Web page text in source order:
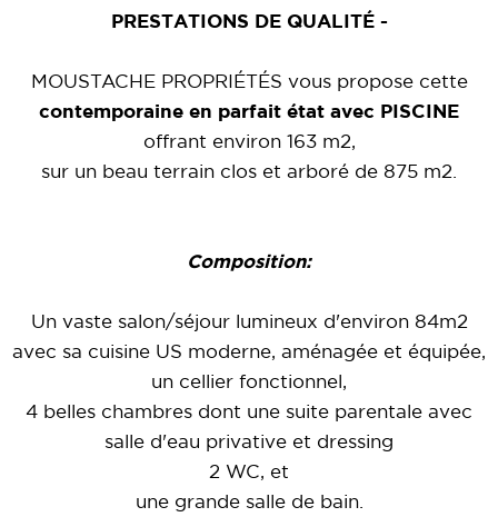
PRESTATIONS DE QUALITÉ -
MOUSTACHE PROPRIÉTÉS vous propose cette
contemporaine en parfait état avec PISCINE
offrant environ 163 m2,
sur un beau terrain clos et arboré de 875 m2.
Composition:
Un vaste salon/séjour lumineux d'environ 84m2
avec sa cuisine US moderne, aménagée et équipée,
un cellier fonctionnel,
4 belles chambres dont une suite parentale avec
salle d'eau privative et dressing
2 WC, et
une grande salle de bain.